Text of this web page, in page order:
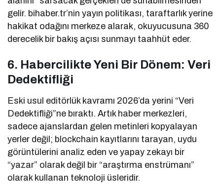
gelir. bihaber.tr’nin yayın politikası, taraftarlık yerine
hakikat odağını merkeze alarak, okuyucusuna 360
derecelik bir bakış açısı sunmayı taahhüt eder.
6. Habercilikte Yeni Bir Dönem: Veri
Dedektifliği
Eski usul editörlük kavramı 2026’da yerini “Veri
Dedektifliği”ne bıraktı. Artık haber merkezleri,
sadece ajanslardan gelen metinleri kopyalayan
yerler değil; blockchain kayıtlarını tarayan, uydu
görüntülerini analiz eden ve yapay zekayı bir
“yazar” olarak değil bir “araştırma enstrümanı”
olarak kullanan teknoloji üsleridir.